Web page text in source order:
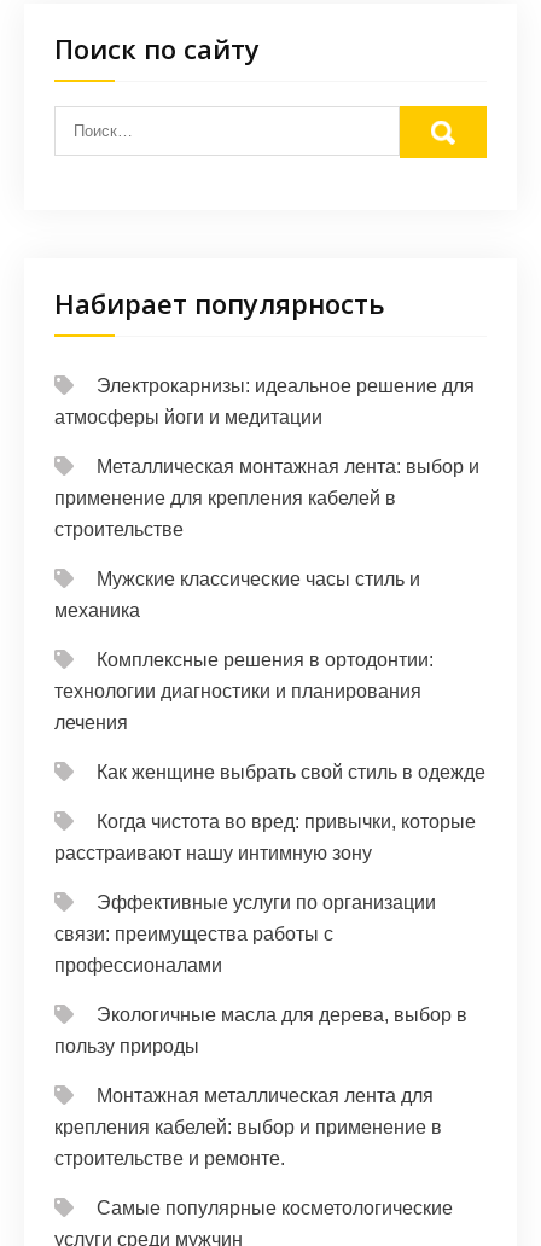
Поиск по сайту
Набирает популярность
Электрокарнизы: идеальное решение для
атмосферы йоги и медитации
Металлическая монтажная лента: выбор и
применение для крепления кабелей в
строительстве
Мужские классические часы стиль и
механика
Комплексные решения в ортодонтии:
технологии диагностики и планирования
лечения
Как женщине выбрать свой стиль в одежде
Когда чистота во вред: привычки, которые
расстраивают нашу интимную зону
Эффективные услуги по организации
связи: преимущества работы с
профессионалами
Экологичные масла для дерева, выбор в
пользу природы
Монтажная металлическая лента для
крепления кабелей: выбор и применение в
строительстве и ремонте.
Самые популярные косметологические
услуги среди мужчин